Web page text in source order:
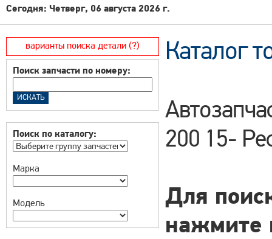
Сегодня: Четверг, 06 августа 2026 г.
варианты поиска детали (?)
Поиск запчасти по номеру:
Поиск по каталогу:
Марка
Модель
Каталог
200 15-
Для
нажмите